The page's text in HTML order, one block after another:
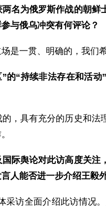
名为俄罗斯作战的朝
与俄乌冲突有何评论？
一贯、明确的，我们
“持续非法存在和活
，具有充分的历史和
际舆论对此访高度关
人能否进一步介绍王毅
访全面介绍此访情况